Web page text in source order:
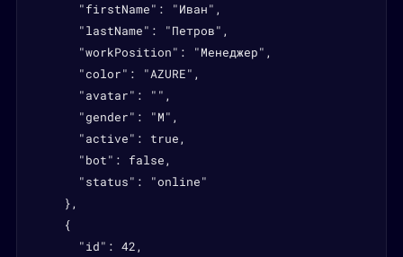
      "firstName": "Иван",
      "lastName": "Петров",
      "workPosition": "Менеджер",
      "color": "AZURE",
      "avatar": "",
      "gender": "M",
      "active": true,
      "bot": false,
      "status": "online"
    },
    {
      "id": 42,